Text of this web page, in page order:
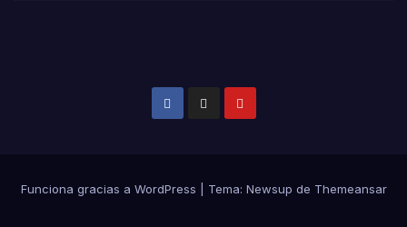
Funciona gracias a WordPress Tema: Newsup de Themeansar